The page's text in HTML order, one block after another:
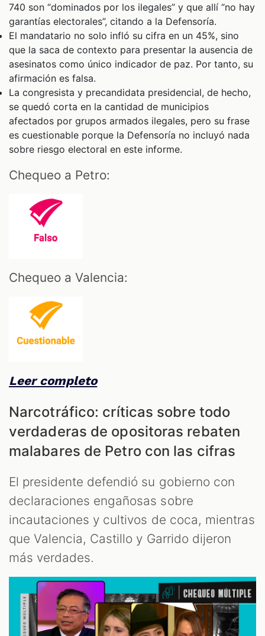
740 son “dominados por los ilegales” y que allí “no hay
garantías electorales”, citando a la Defensoría.
El mandatario no solo infló su cifra en un 45%, sino
que la saca de contexto para presentar la ausencia de
asesinatos como único indicador de paz. Por tanto, su
afirmación es falsa.
La congresista y precandidata presidencial, de hecho,
se quedó corta en la cantidad de municipios
afectados por grupos armados ilegales, pero su frase
es cuestionable porque la Defensoría no incluyó nada
sobre riesgo electoral en este informe.
Chequeo a Petro:
Chequeo a Valencia:
Leer completo
Narcotráfico: críticas sobre todo
verdaderas de opositoras rebaten
malabares de Petro con las cifras
El presidente defendió su gobierno con
declaraciones engañosas sobre
incautaciones y cultivos de coca, mientras
que Valencia, Castillo y Garrido dijeron
más verdades.